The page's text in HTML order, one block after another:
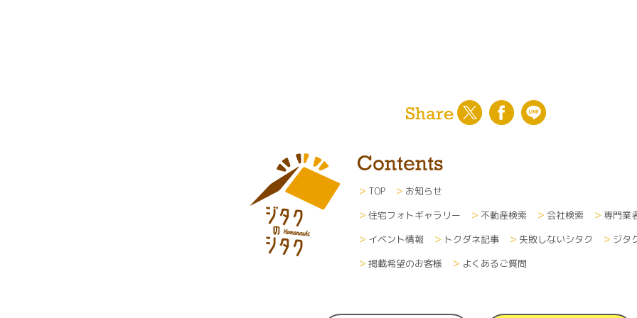
TOP
お知らせ
住宅フォトギャラリー
不動産検索 会社検索
専門業
イベント情報
トクダネ記事 失敗しないシタク
ジタ
掲載希望のお客様
よくあるご質問